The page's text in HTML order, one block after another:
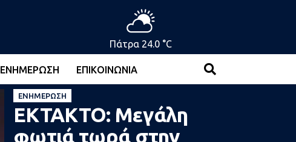
Πάτρα 24.0 °C
ΕΝΗΜΈΡΩΣΗ ΕΠΙΚΟΙΝΩΝΊΑ
ΕΝΗΜΈΡΩΣΗ
ΕΚΤΑΚΤΟ: Μεγάλη
φωτιά τωρά στην